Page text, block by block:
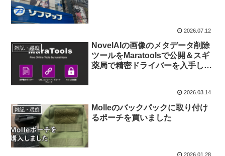
2026.07.12
雑記・愚痴
NovelAIの画像のメタデータ削除
ツールをMaratoolsで公開＆スギ
薬局で精密ドライバーを入手しま
2026.03.14
雑記・愚痴
Molleのバックパックに取り付け
るポーチを買いました
2026.01.28